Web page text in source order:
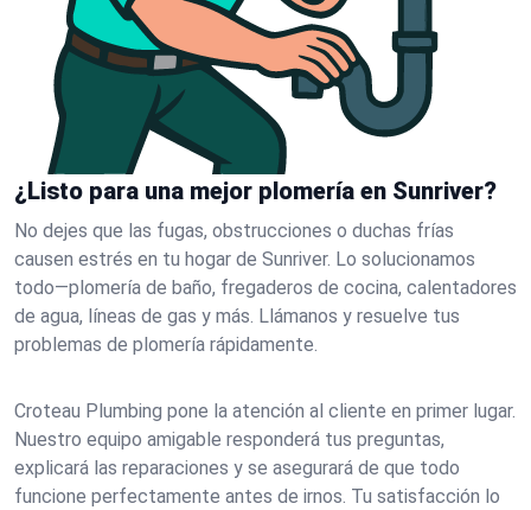
¿Listo para una mejor plomería en Sunriver?
No dejes que las fugas, obstrucciones o duchas frías
causen estrés en tu hogar de Sunriver. Lo solucionamos
todo—plomería de baño, fregaderos de cocina, calentadores
de agua, líneas de gas y más. Llámanos y resuelve tus
problemas de plomería rápidamente.
Croteau Plumbing pone la atención al cliente en primer lugar.
Nuestro equipo amigable responderá tus preguntas,
explicará las reparaciones y se asegurará de que todo
funcione perfectamente antes de irnos. Tu satisfacción lo